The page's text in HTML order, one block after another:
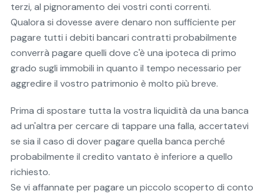
terzi, al pignoramento dei vostri conti correnti.
Qualora si dovesse avere denaro non sufficiente per
pagare tutti i debiti bancari contratti probabilmente
converrà pagare quelli dove c'è una ipoteca di primo
grado sugli immobili in quanto il tempo necessario per
aggredire il vostro patrimonio è molto più breve.
Prima di spostare tutta la vostra liquidità da una banca
ad un'altra per cercare di tappare una falla, accertatevi
se sia il caso di dover pagare quella banca perché
probabilmente il credito vantato è inferiore a quello
richiesto.
Se vi affannate per pagare un piccolo scoperto di conto